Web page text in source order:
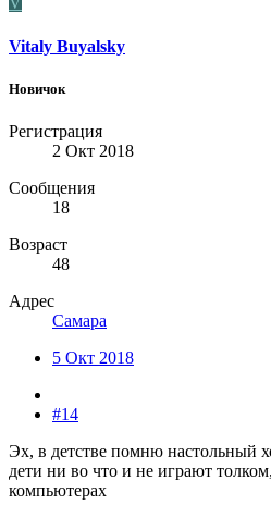
Vitaly Buyalsky
Новичок
Регистрация
2 Окт 2018
Сообщения
18
Возраст
48
Адрес
Самара
5 Окт 2018
#14
Эх, в детстве помню настольный
дети ни во что и не играют
компьютерах